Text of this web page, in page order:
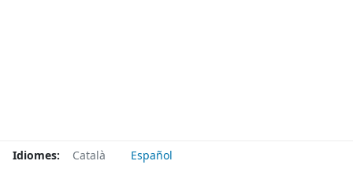
Idiomes: Català Español